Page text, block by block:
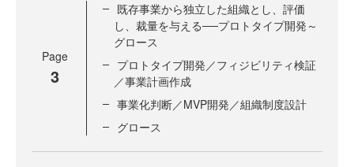
Page
3
既存事業から独立した組織とし、評価
し、裁量を与える──プロトタイプ開発～
グロース
プロトタイプ開発／フィジビリティ検証
／事業計画作成
事業化判断／MVP開発／組織制度設計
グロース